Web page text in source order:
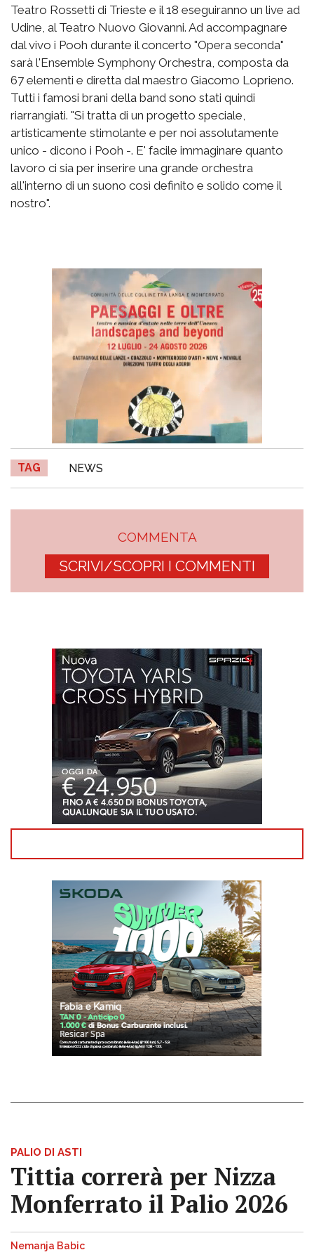
Teatro Rossetti di Trieste e il 18 eseguiranno un live ad
Udine, al Teatro Nuovo Giovanni. Ad accompagnare
dal vivo i Pooh durante il concerto "Opera seconda"
sarà l'Ensemble Symphony Orchestra, composta da
67 elementi e diretta dal maestro Giacomo Loprieno.
Tutti i famosi brani della band sono stati quindi
riarrangiati. "Si tratta di un progetto speciale,
artisticamente stimolante e per noi assolutamente
unico - dicono i Pooh -. E' facile immaginare quanto
lavoro ci sia per inserire una grande orchestra
all'interno di un suono così definito e solido come il
nostro".
TAG NEWS
COMMENTA
SCRIVI/SCOPRI I COMMENTI
PALIO DI ASTI
Tittia correrà per Nizza
Monferrato il Palio 2026
Nemanja Babic